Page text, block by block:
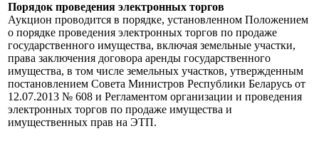
Порядок проведения электронных торгов
Аукцион проводится в порядке, установленном Положением
о порядке проведения электронных торгов по продаже
государственного имущества, включая земельные участки,
права заключения договора аренды государственного
имущества, в том числе земельных участков, утвержденным
постановлением Совета Министров Республики Беларусь от
12.07.2013 № 608 и Регламентом организации и проведения
электронных торгов по продаже имущества и
имущественных прав на ЭТП.